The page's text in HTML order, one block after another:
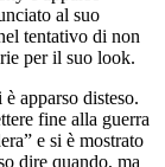
al suo
tentativo di non
per il suo look.
apparso disteso.
fine alla guerra
e si è mostrato
dire quando, ma